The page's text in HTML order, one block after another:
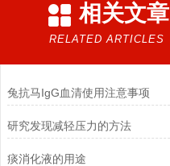
相关文章
RELATED ARTICLES
兔抗马IgG血清使用注意事项
研究发现减轻压力的方法
痰消化液的用途